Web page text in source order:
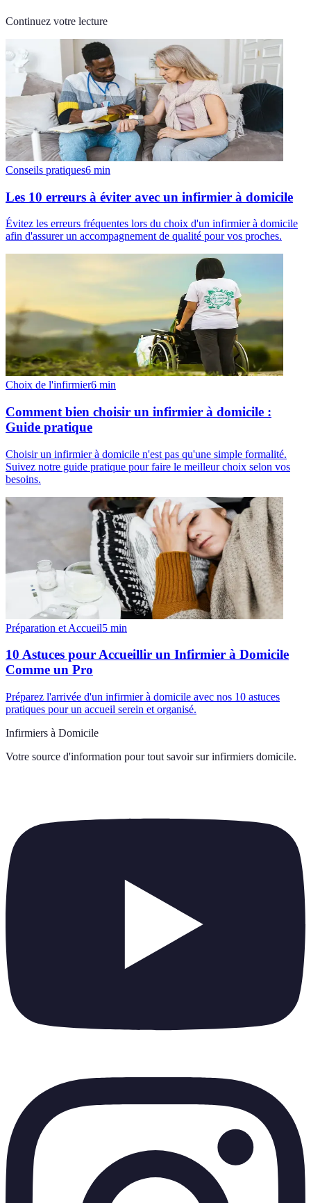
Continuez votre lecture
Conseils pratiques6 min
Les 10 erreurs à éviter avec un infirmier à domicile
Évitez les erreurs fréquentes lors du choix d'un infirmier à domicile
afin d'assurer un accompagnement de qualité pour vos proches.
Choix de l'infirmier6 min
Comment bien choisir un infirmier à domicile :
Guide pratique
Choisir un infirmier à domicile n'est pas qu'une simple formalité.
Suivez notre guide pratique pour faire le meilleur choix selon vos
besoins.
Préparation et Accueil5 min
10 Astuces pour Accueillir un Infirmier à Domicile
Comme un Pro
Préparez l'arrivée d'un infirmier à domicile avec nos 10 astuces
pratiques pour un accueil serein et organisé.
Infirmiers à Domicile
Votre source d'information pour tout savoir sur infirmiers domicile.